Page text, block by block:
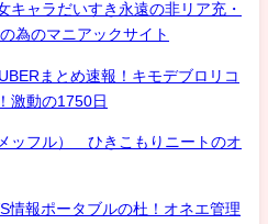
キャラだいすき永遠の非リア充・
為のマニアックサイト
まとめ速報！キモデブロリコ
激動の1750日
ッフル） ひきこもりニートのオ
情報ポータブルの杜！オネエ管理